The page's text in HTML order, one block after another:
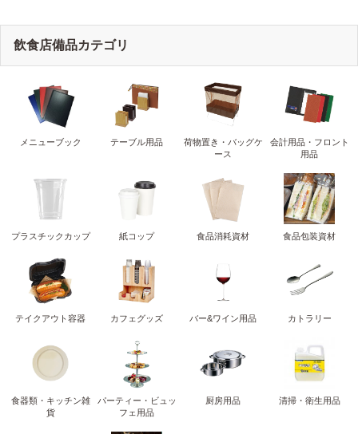
飲食店備品カテゴリ
メニューブック テーブル用品
荷物置き・バッグケ
ース
会計用品・フロント
用品
プラスチックカップ 紙コップ 食品消耗資材 食品包装資材
テイクアウト容器 カフェグッズ バー&ワイン用品 カトラリー
食器類・キッチン雑
貨
パーティー・ビュッ
フェ用品
厨房用品 清掃・衛生用品